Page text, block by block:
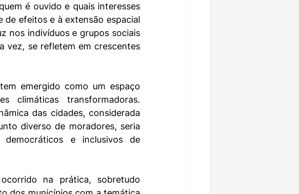
é ouvido e quais interesses
de efeitos e à extensão espacial
nos indivíduos e grupos sociais
vez, se refletem em crescentes
emergido como um espaço
climáticas transformadoras.
das cidades, considerada
diverso de moradores, seria
democráticos e inclusivos de
na prática, sobretudo